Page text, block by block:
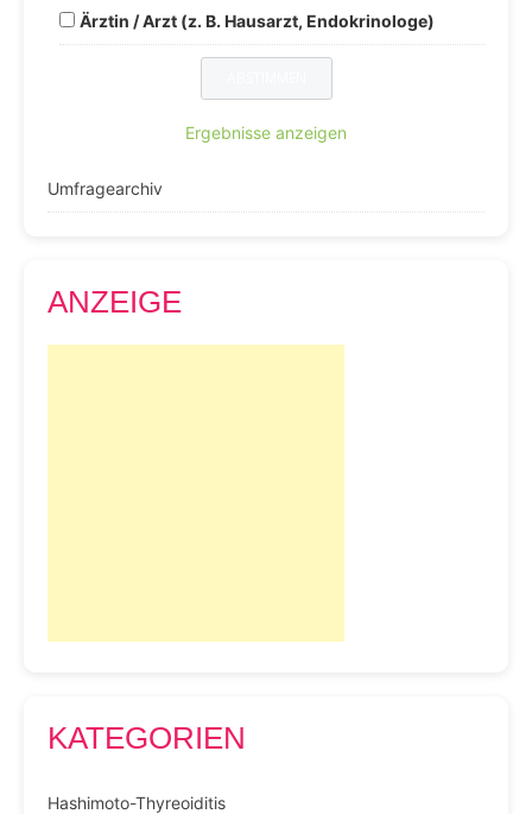
Ärztin / Arzt (z. B. Hausarzt, Endokrinologe)
Ergebnisse anzeigen
Umfragearchiv
ANZEIGE
KATEGORIEN
Hashimoto-Thyreoiditis